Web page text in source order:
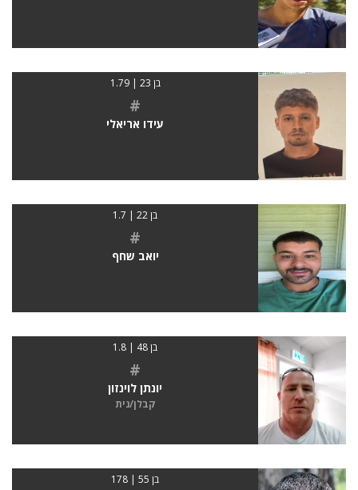
בן 23 | 1.79
#
עידו אריאלי
בן 22 | 1.7
#
יואב שחף
בן 48 | 1.8
#
יונתן לוינזון
קבלן/נית
בן 55 | 178